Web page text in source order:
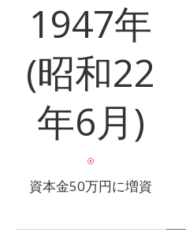
1947年
(昭和22
年6月)
資本金50万円に増資